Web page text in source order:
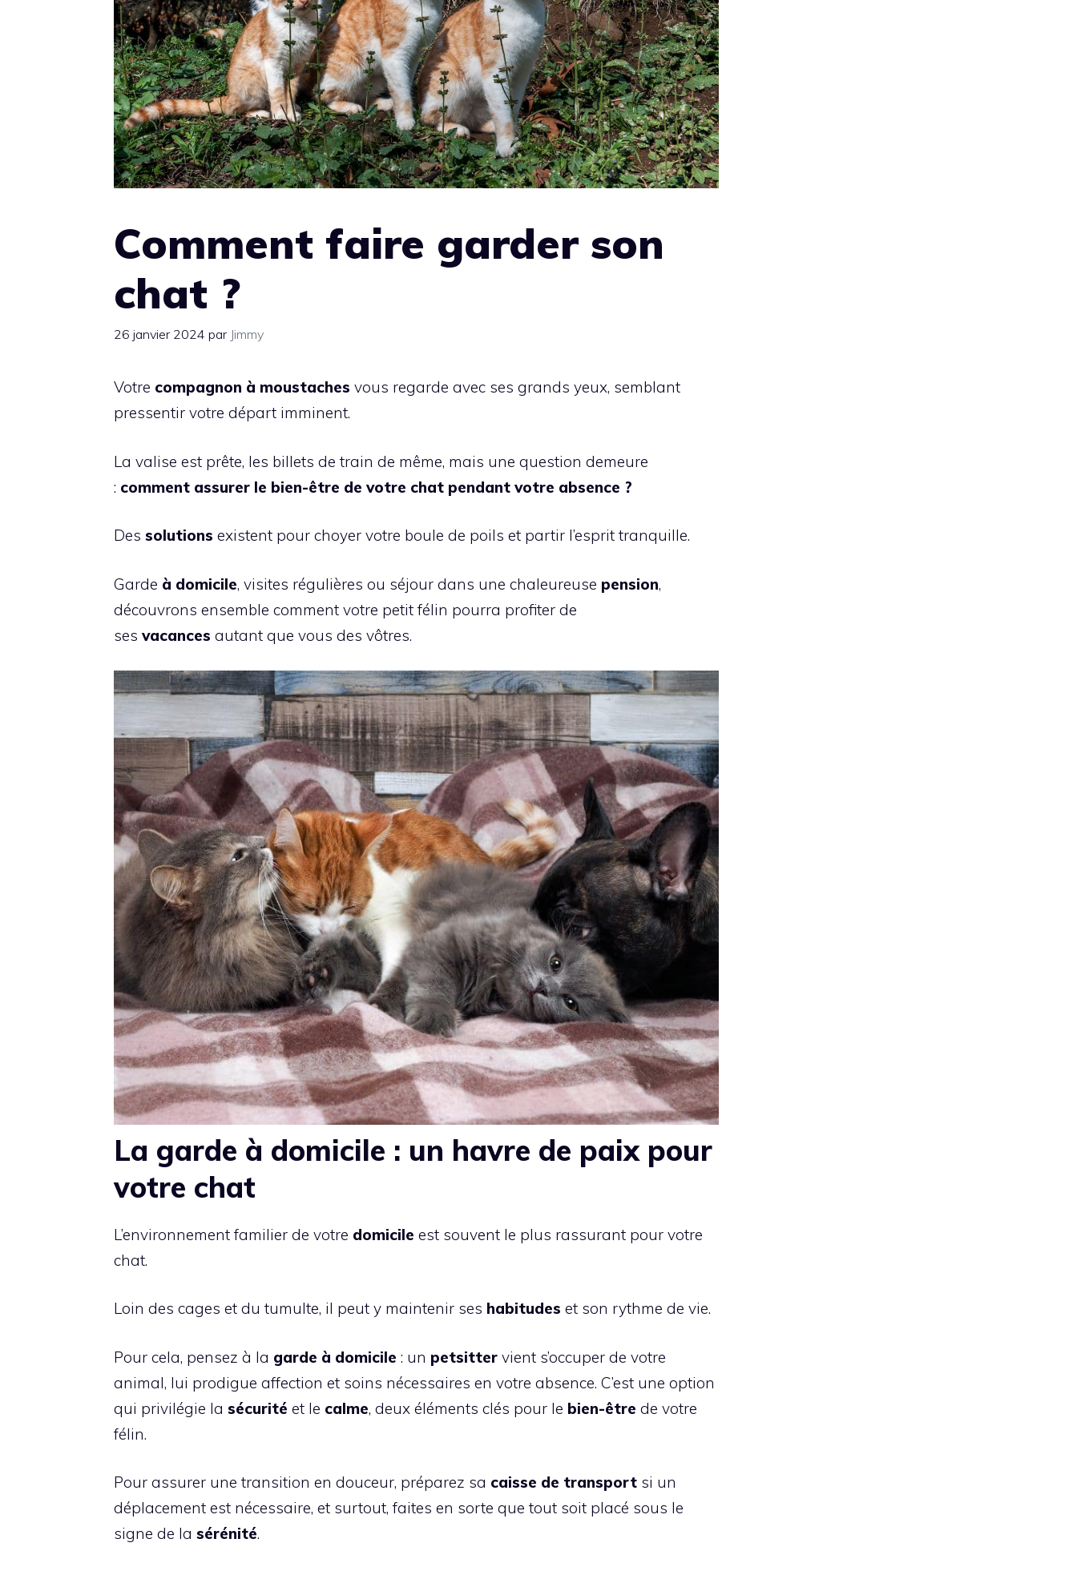
Comment faire garder son
chat ?
26 janvier 2024 par Jimmy
Votre compagnon à moustaches vous regarde avec ses grands yeux, semblant
pressentir votre départ imminent.
La valise est prête, les billets de train de même, mais une question demeure
: comment assurer le bien-être de votre chat pendant votre absence ?
Des solutions existent pour choyer votre boule de poils et partir l’esprit tranquille.
Garde à domicile, visites régulières ou séjour dans une chaleureuse pension,
découvrons ensemble comment votre petit félin pourra profiter de
ses vacances autant que vous des vôtres.
La garde à domicile : un havre de paix pour
votre chat
L’environnement familier de votre domicile est souvent le plus rassurant pour votre
chat.
Loin des cages et du tumulte, il peut y maintenir ses habitudes et son rythme de vie.
Pour cela, pensez à la garde à domicile : un petsitter vient s’occuper de votre
animal, lui prodigue affection et soins nécessaires en votre absence. C’est une option
qui privilégie la sécurité et le calme, deux éléments clés pour le bien-être de votre
félin.
Pour assurer une transition en douceur, préparez sa caisse de transport si un
déplacement est nécessaire, et surtout, faites en sorte que tout soit placé sous le
signe de la sérénité.